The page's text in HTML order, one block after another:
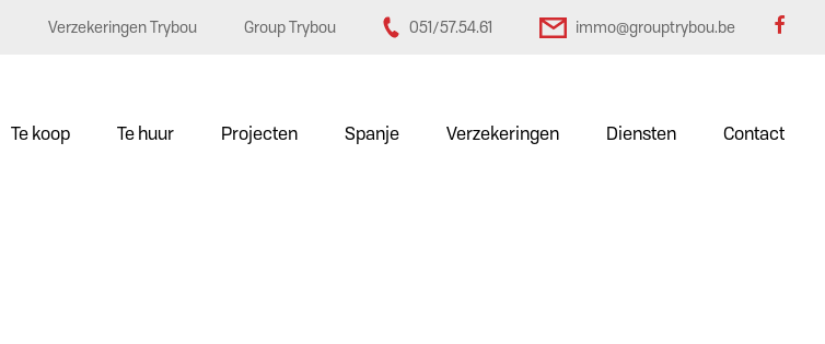
Verzekeringen Trybou Group Trybou 051/57.54.61 immo@grouptrybou.be
Te koop Te huur Projecten Spanje Verzekeringen Diensten Contact